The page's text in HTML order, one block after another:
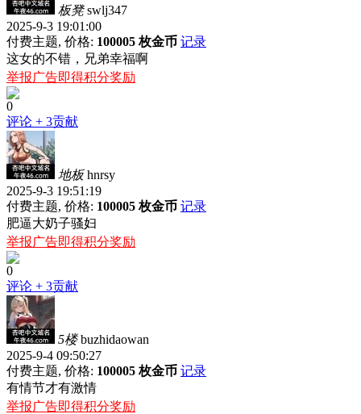
板凳 swlj347
2025-9-3 19:01:00
付费主题, 价格: 100005 枚金币 记录
这女的不错，兄弟幸福啊
举报广告即得积分奖励
0
评论 + 3贡献
地板 hnrsy
2025-9-3 19:51:19
付费主题, 价格: 100005 枚金币 记录
肥逼大奶子骚妇
举报广告即得积分奖励
0
评论 + 3贡献
5楼 buzhidaowan
2025-9-4 09:50:27
付费主题, 价格: 100005 枚金币 记录
有情节才有激情
举报广告即得积分奖励